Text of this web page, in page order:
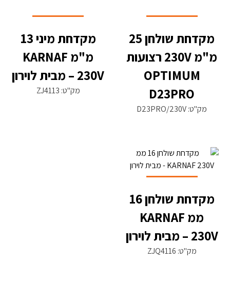
מקדחת שולחן 25
מ"מ 230V רצועות
OPTIMUM
D23PRO
מק"ט: D23PRO/230V
מקדחת מיני 13
מ"מ KARNAF
230V – מבית לוירון
מק"ט: ZJ4113
מקדחת שולחן 16
ממ KARNAF
230V – מבית לוירון
מק"ט: ZJQ4116